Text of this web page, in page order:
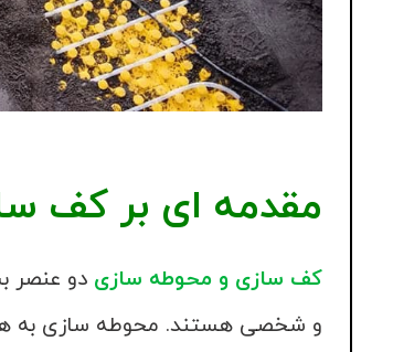
مقدمه ای بر کف
کف سازی و محوطه سازی دو عنصر
و شخصی هستند. محوطه سازی به